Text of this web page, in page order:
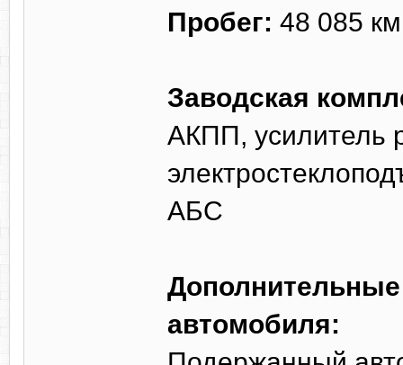
Пробег: 48 085 км
Заводская
АКПП, усилитель
АБС
автомобиля: